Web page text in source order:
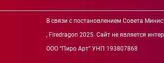
В связи с постановлением Совета
, Firedragon 2025. Сайт не является
ООО “Пиро Арт” УНП 193807868